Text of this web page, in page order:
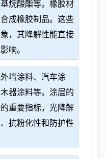
烷酸酯等。橡胶材
成橡胶制品。这些
，其降解性能直接
响。
墙涂料、汽车涂
器涂料等。涂层的
重要指标，光降解
抗粉化性和防护性